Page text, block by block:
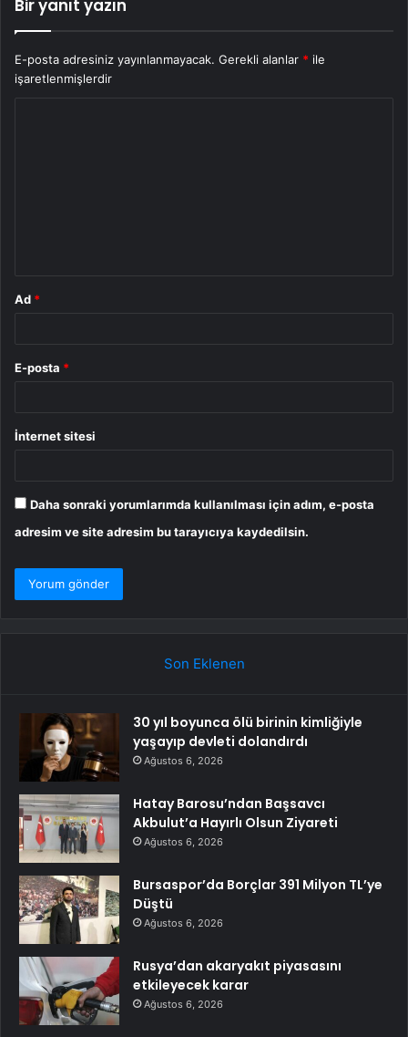
Bir yanıt yazın
E-posta adresiniz yayınlanmayacak. Gerekli alanlar * ile
işaretlenmişlerdir
Ad *
E-posta *
İnternet sitesi
Daha sonraki yorumlarımda kullanılması için adım, e-posta
adresim ve site adresim bu tarayıcıya kaydedilsin.
Son Eklenen
30 yıl boyunca ölü birinin kimliğiyle
yaşayıp devleti dolandırdı
Ağustos 6, 2026
Hatay Barosu’ndan Başsavcı
Akbulut’a Hayırlı Olsun Ziyareti
Ağustos 6, 2026
Bursaspor’da Borçlar 391 Milyon TL’ye
Düştü
Ağustos 6, 2026
Rusya’dan akaryakıt piyasasını
etkileyecek karar
Ağustos 6, 2026